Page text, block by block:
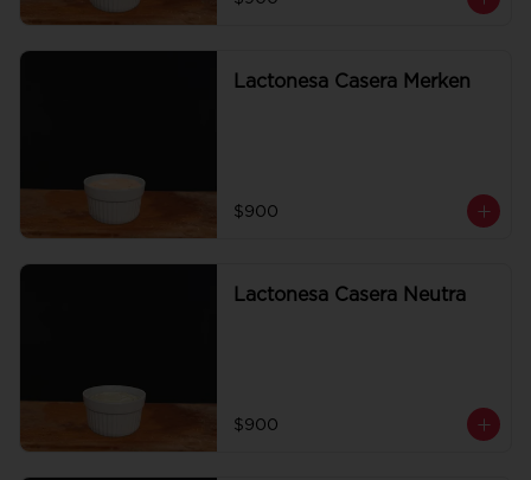
Lactonesa Casera Merken
$900
Lactonesa Casera Neutra
$900